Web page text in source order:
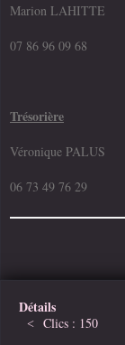
Marion LAHITTE
07 86 96 09 68
Trésorière
Véronique PALUS
06 73 49 76 29
Détails
Clics : 150